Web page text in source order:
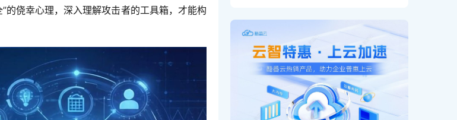
的侥幸心理，深入理解攻击者的工具箱，才能构